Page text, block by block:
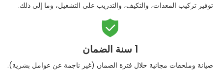
توفير تركيب المعدات، والتكيف، والتدريب على التشغيل، وما إلى ذلك.

1 سنة الضمان
صيانة وملحقات مجانية خلال فترة الضمان (غير ناجمة عن عوامل بشرية).